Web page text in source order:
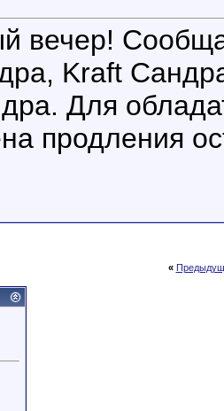
вечер!
Kraft
Для
продления
«